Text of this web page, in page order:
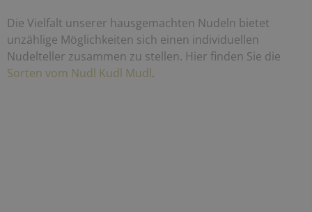
Die Vielfalt unserer hausgemachten Nudeln bietet
unzählige Möglichkeiten sich einen individuellen
Nudelteller zusammen zu stellen. Hier finden Sie die
Sorten vom Nudl Kudl Mudl.